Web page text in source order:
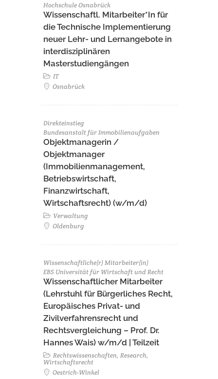
Hochschule Osnabrück
Wissenschaftl. Mitarbeiter*In für
die Technische Implementierung
neuer Lehr- und Lernangebote in
interdisziplinären
Masterstudiengängen
IT
Osnabrück
Direkteinstieg
Bundesanstalt für Immobilienaufgaben
Objektmanagerin /
Objektmanager
(Immobilienmanagement,
Betriebswirtschaft,
Finanzwirtschaft,
Wirtschaftsrecht) (w/m/d)
Verwaltung
Oldenburg
Wissenschaftliche(r) Mitarbeiter(in)
EBS Universität für Wirtschaft und Recht
Wissenschaftlicher Mitarbeiter
(Lehrstuhl für Bürgerliches Recht,
Europäisches Privat- und
Zivilverfahrensrecht und
Rechtsvergleichung – Prof. Dr.
Hannes Wais) w/m/d | Teilzeit
Rechtswissenschaften, Research,
Wirtschaftsrecht
Oestrich-Winkel